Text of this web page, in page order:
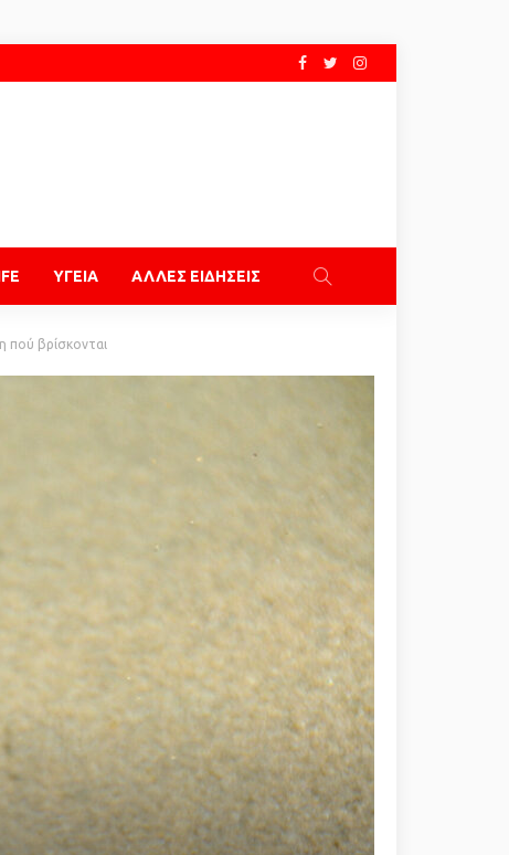
ΥΓΕΙΑ ΑΛΛΕΣ ΕΙΔΗΣΕΙΣ
πού βρίσκονται